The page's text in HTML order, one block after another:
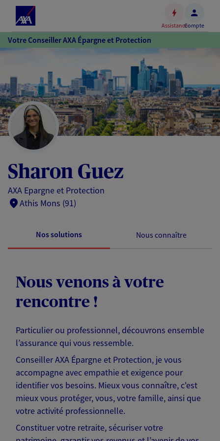
Accéder
au
contenu
principal
Accéder
au
pied
de
page
AssistanceCompte
Votre Conseiller AXA Épargne et Protection
Sharon Guez
AXA Epargne et Protection
Athis Mons (91)
Nos solutions Nous connaître
Nous venons à votre
rencontre !
Particulier ou professionnel, découvrons ensemble
l’assurance qui vous ressemble.
Conseiller AXA Épargne et Protection, je vous
accompagne avec empathie et exigence pour
identifier vos besoins. Mieux vous connaître, c'est
mieux vous protéger, vous, votre famille, ainsi que
votre activité professionnelle.
Constituer votre retraite, sécuriser votre